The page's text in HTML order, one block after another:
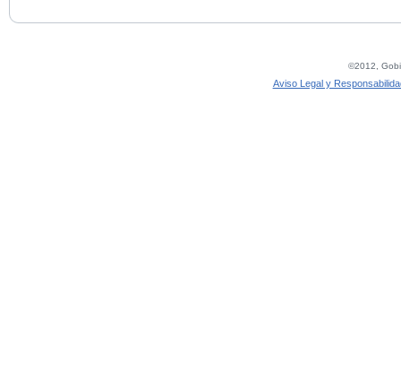
©2012,
Aviso Legal y